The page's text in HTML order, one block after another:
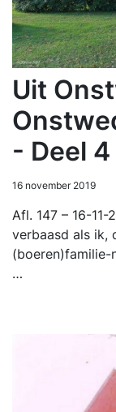
Uit
- Deel 4
16 november 2019
Afl. 147 – 16-
verbaasd als ik,
(boeren)familie-
…